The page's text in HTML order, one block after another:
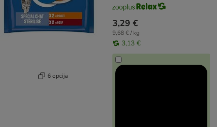
6 opcija
3,29 €
9,68 € / kg
3,13 €